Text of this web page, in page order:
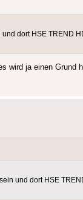
dort HSE TREND
wird ja einen Grund
und dort HSE